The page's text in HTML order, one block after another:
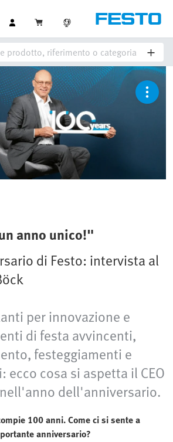
anno unico!"
di Festo: intervista al
per innovazione e
di festa avvincenti,
festeggiamenti e
ecco cosa si aspetta il CEO
dell'anniversario.
100 anni. Come ci si sente a
anniversario?